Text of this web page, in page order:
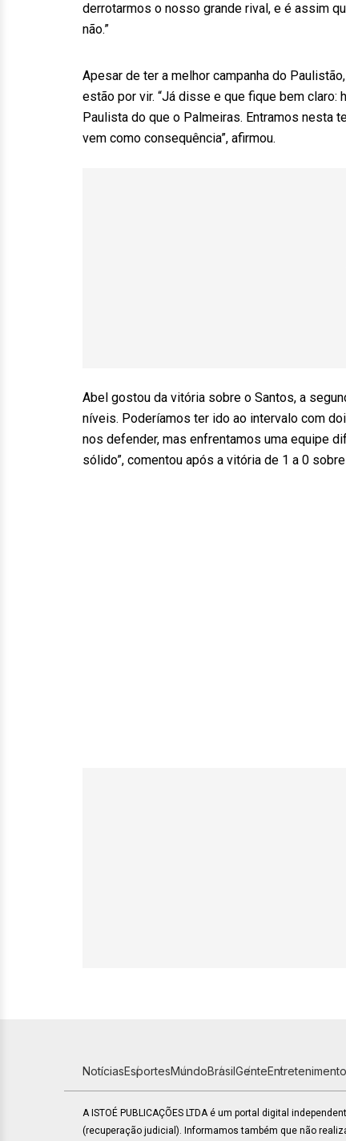
derrotarmos o nosso grande rival, e é assim
não.”
Apesar de ter a melhor campanha do
estão por vir. “Já disse e que fique bem
Paulista do que o Palmeiras. Entramos nesta
vem como consequência”, afirmou.
Abel gostou da vitória sobre o Santos, a
níveis. Poderíamos ter ido ao intervalo com
nos defender, mas enfrentamos uma equipe
sólido”, comentou após a vitória de 1 a 0
NotíciasEsportesMundoBrasilGenteEntretenimento
A ISTOÉ PUBLICAÇÕES LTDA é um portal digital
(recuperação judicial). Informamos também que não